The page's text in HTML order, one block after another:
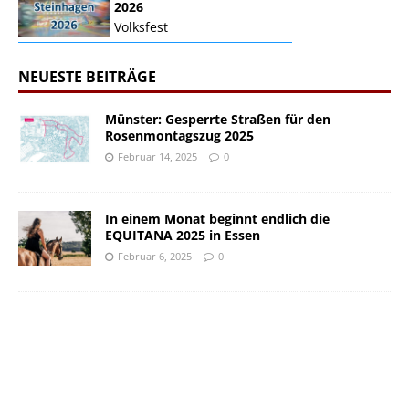
2026
Volksfest
NEUESTE BEITRÄGE
Münster: Gesperrte Straßen für den
Rosenmontagszug 2025
Februar 14, 2025 0
In einem Monat beginnt endlich die
EQUITANA 2025 in Essen
Februar 6, 2025 0